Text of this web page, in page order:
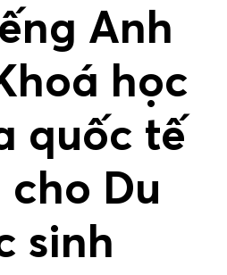
Anh
học
quốc tế
Du
sinh